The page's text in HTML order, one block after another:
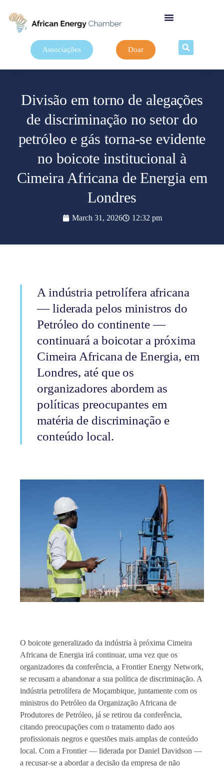
Associações Doar
Divisão em torno de alegações
de discriminação no setor do
petróleo e gás torna-se evidente
no boicote institucional à
Cimeira Africana de Energia em
Londres
March 31, 2026 12:32 pm
A indústria petrolífera africana
— liderada pelos ministros do
Petróleo do continente —
continuará a boicotar a próxima
Cimeira Africana de Energia, em
Londres, até que os
organizadores abordem as
políticas preocupantes em
matéria de discriminação e
conteúdo local.
O boicote generalizado da indústria à próxima Cimeira
Africana de Energia irá continuar, uma vez que os
organizadores da conferência, a Frontier Energy Network,
se recusam a abandonar a sua política de discriminação. A
indústria petrolífera de Moçambique, juntamente com os
ministros do Petróleo da Organização Africana de
Produtores de Petróleo, já se retirou da conferência,
citando preocupações com o tratamento dado aos
profissionais negros e questões mais amplas de conteúdo
local. Com a Frontier — liderada por Daniel Davidson —
a recusar-se a abordar a decisão da empresa de não